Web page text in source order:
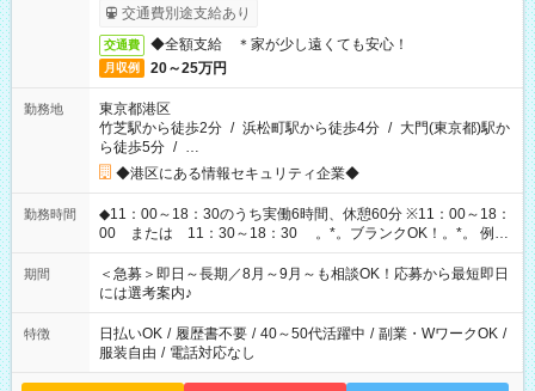
交通費別途支給あり
交通費 ◆全額支給 ＊家が少し遠くても安心！
月収例 20～25万円
勤務地
東京都港区
竹芝駅から徒歩2分 / 浜松町駅から徒歩4分 / 大門(東京都)駅か
ら徒歩5分 / …
◆港区にある情報セキュリティ企業◆
勤務時間
◆11：00～18：30のうち実働6時間、休憩60分 ※11：00～18：
00 または 11：30～18：30 。*。ブランクOK！。*。 例え
ば前職が、 在宅/財団法人/事務/コールセンター/受付/販売/カフェ
スタッフ スイーツ販売/ホテルフロント/化粧品販売/など 様々な
業界から入社して活躍されています♪
期間
＜急募＞即日～長期／8月～9月～も相談OK！応募から最短即日
には選考案内♪
特徴 日払いOK / 履歴書不要 / 40～50代活躍中 / 副業・WワークOK /
服装自由 / 電話対応なし